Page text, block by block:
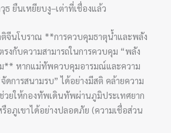
ธ ยืนเหยียบงู–เต่าที่เชื่องแล้ว
จีนโบราณ **การควบคุมธาตุน้ำและพลัง
งกับความสามารถในการควบคุม “พลัง
ม** หากแม่ทัพควบคุมอารมณ์และความ
ดการสนามรบ” ได้อย่างมีสติ คล้ายความ
วยให้กองทัพเดินทัพผ่านภูมิประเทศยาก
อภูเขาได้อย่างปลอดภัย (ความเชื่อส่วน